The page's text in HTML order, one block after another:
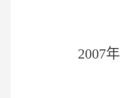
2007年